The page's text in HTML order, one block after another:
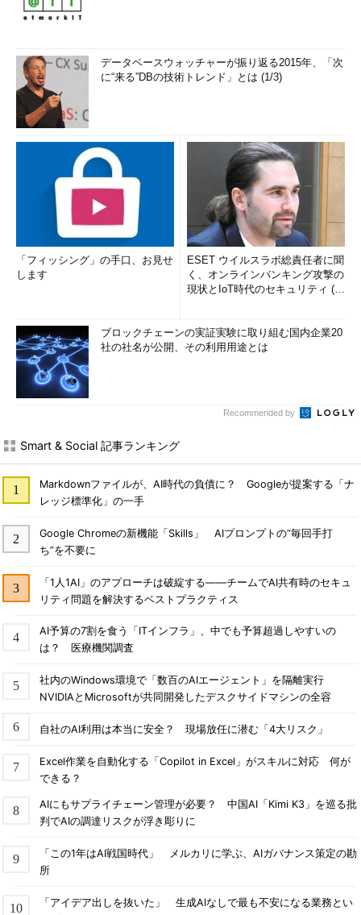
データベースウォッチャーが振り返る2015年、「次
に“来る”DBの技術トレンド」とは (1/3)
「フィッシング」の手口、お見せ
します
ESET ウイルスラボ総責任者に聞
く、オンラインバンキング攻撃の
現状とIoT時代のセキュリティ (1/
ブロックチェーンの実証実験に取り組む国内企業20
社の社名が公開、その利用用途とは
Recommended by
Smart & Social 記事ランキング
Markdownファイルが、AI時代の負債に？ Googleが提案する「ナ
レッジ標準化」の一手
Google Chromeの新機能「Skills」 AIプロンプトの“毎回手打
ち”を不要に
「1人1AI」のアプローチは破綻する――チームでAI共有時のセキュ
リティ問題を解決するベストプラクティス
AI予算の7割を食う「ITインフラ」、中でも予算超過しやすいの
は？ 医療機関調査
社内のWindows環境で「数百のAIエージェント」を隔離実行
NVIDIAとMicrosoftが共同開発したデスクサイドマシンの全容
自社のAI利用は本当に安全？ 現場放任に潜む「4大リスク」
Excel作業を自動化する「Copilot in Excel」がスキルに対応 何が
できる？
AIにもサプライチェーン管理が必要？ 中国AI「Kimi K3」を巡る批
判でAIの調達リスクが浮き彫りに
「この1年はAI戦国時代」 メルカリに学ぶ、AIガバナンス策定の勘
所
「アイデア出しを抜いた」 生成AIなしで最も不安になる業務とい